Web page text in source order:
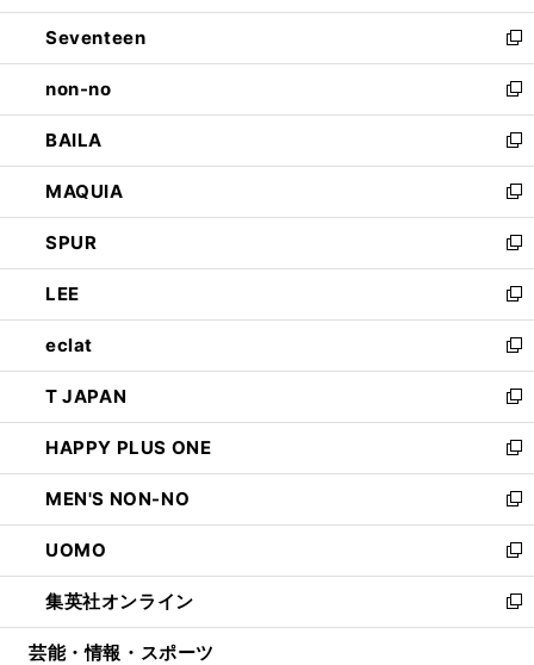
開
く
ウ
で
開
く
ン
ド
ウ
で
開
く
Seventeen
新
し
い
ウ
ィ
ン
ド
ウ
で
開
く
non-no
新
し
い
ウ
ィ
ン
ド
ウ
で
開
く
BAILA
新
し
い
ウ
ィ
ン
ド
ウ
で
開
く
MAQUIA
新
し
い
ウ
ィ
ン
ド
ウ
で
開
く
SPUR
新
し
い
ウ
ィ
ン
ド
ウ
で
開
く
LEE
新
し
い
ウ
ィ
ン
ド
ウ
で
開
く
eclat
新
し
い
ウ
ィ
ン
ド
ウ
で
開
く
T JAPAN
新
し
い
ウ
ィ
ン
ド
ウ
で
開
HAPPY PLUS ONE
新
し
い
ウ
ィ
ン
ド
ウ
MEN'S NON-NO
新
し
い
ウ
ィ
ン
UOMO
新
し
い
ウ
集英社オンライン
新
し
芸能・情報・スポーツ